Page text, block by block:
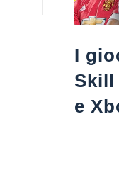
I
Skill
e